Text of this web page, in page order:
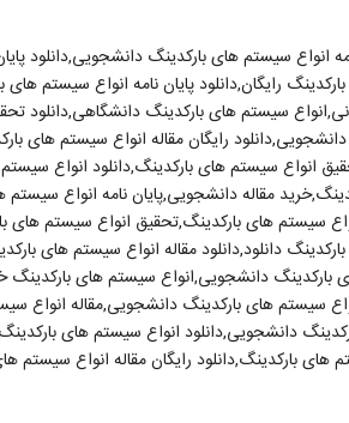
انواع سیستم های بارکدینگ دانشجویی,دانلود
رایگان,دانلود پایان نامه انواع سیستم های
سیستم های بارکدینگ دانشگاهی,دانلود
رایگان مقاله انواع سیستم های
انواع سیستم های بارکدینگ,دانلود انواع سیستم
مقاله دانشجویی,پایان نامه انواع
سیستم های بارکدینگ,تحقیق انواع سیستم های
دانلود,دانلود مقاله انواع سیستم های
بارکدینگ دانشجویی,انواع سیستم های بارکدینگ
سیستم های بارکدینگ دانشجویی,مقاله انواع
دانشجویی,دانلود انواع سیستم های
های بارکدینگ,دانلود رایگان مقاله انواع سیستم